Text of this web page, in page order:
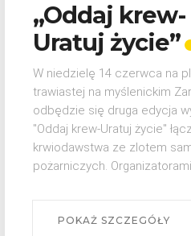
akcję
Basket
W sobotę 27
Zarabiu odbędą
zawody 3x3
myślenickim
bogatą historię,